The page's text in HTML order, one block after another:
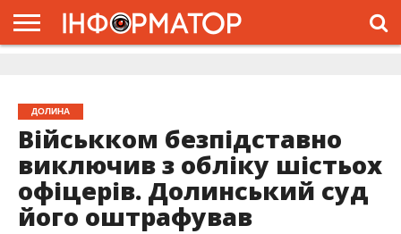
ДОЛИНА
Військком безпідставно
виключив з обліку шістьох
офіцерів. Долинський суд
його оштрафував